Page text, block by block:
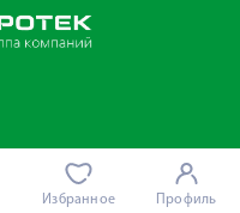
Избранное Профиль